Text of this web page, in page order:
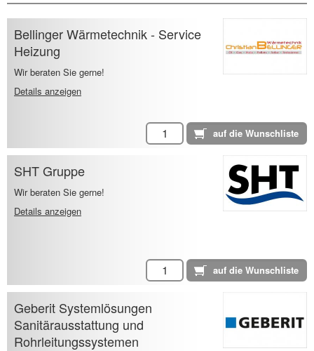
Bellinger Wärmetechnik - Service
Heizung
Wir beraten Sie gerne!
Details anzeigen
SHT Gruppe
Wir beraten Sie gerne!
Details anzeigen
Geberit Systemlösungen
Sanitärausstattung und
Rohrleitungssystemen